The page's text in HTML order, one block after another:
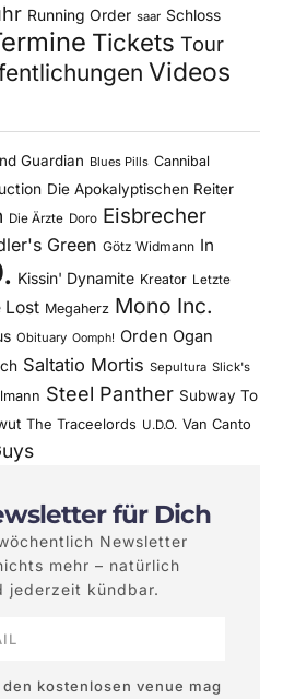
Running Order saar Schloss
Tickets Tour
Videos
Guardian Blues Pills Cannibal
Die Apokalyptischen Reiter
Die Ärzte Doro Eisbrecher
Green Götz Widmann In
Kissin' Dynamite Kreator Letzte
Lost Megaherz Mono Inc.
Obituary Oomph! Orden Ogan
Saltatio Mortis Sepultura Slick's
Steel Panther Subway To
The Traceelords U.D.O. Van Canto
für Dich
Newsletter
mehr – natürlich
jederzeit kündbar.
kostenlosen venue mag